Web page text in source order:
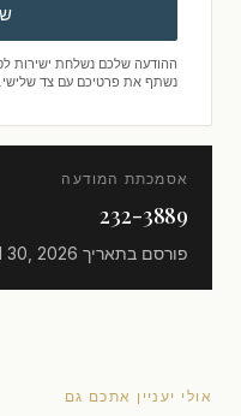
ההודעה שלכם נשלחת ישירות
נשתף את פרטיכם עם צד שלישי.
אסמכתת המודעה
232-3889
פורסם בתאריך
אולי יעניין אתכם גם